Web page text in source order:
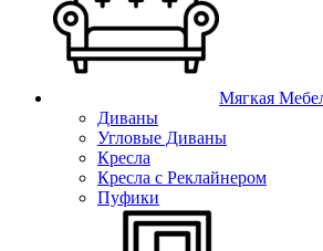
Мягкая
Диваны
Угловые Диваны
Кресла
Кресла с Реклайнером
Пуфики